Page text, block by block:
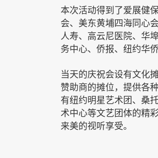
本次活动得到了爱展健
会、美东黄埔四海同心
人寿、高云尼医院、华
务中心、侨报、纽约华
当天的庆祝会设有文化
赞助商的摊位，提供各
有纽约明星艺术团、桑
术中心等文艺团体的精
来美的视听享受。